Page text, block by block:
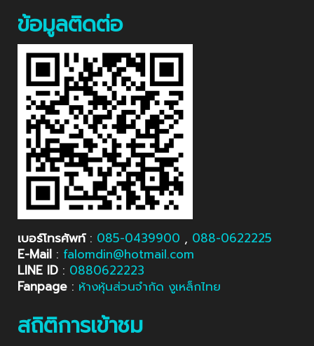
ข้อมูลติดต่อ
เบอร์โทรศัพท์: 085-0439900 , 088-0622225
E-Mail : falomdin@hotmail.com
LINE ID : 0880622223
Fanpage : ห้างหุ้นส่วนจำกัด งูเหล็กไทย
สถิติการเข้าชม